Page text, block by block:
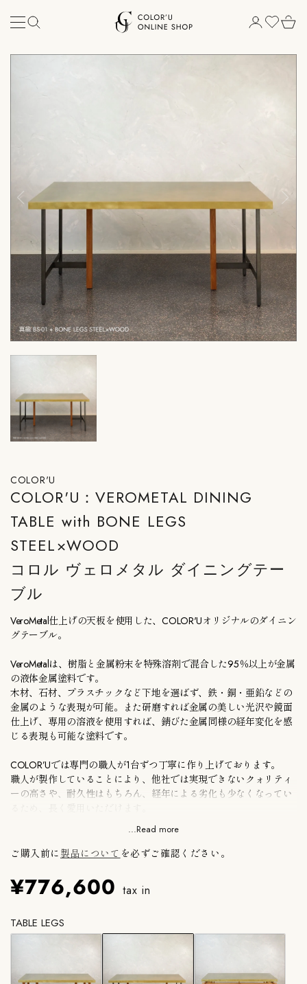
COLOR'U
COLOR'U：VEROMETAL DINING
TABLE with BONE LEGS
STEEL×WOOD
コロル ヴェロメタル ダイニングテー
ブル
VeroMetal仕上げの天板を使用した、COLOR'Uオリジナルのダイニン
グテーブル。
VeroMetalは、樹脂と金属粉末を特殊溶剤で混合した95％以上が金属
の液体金属塗料です。
木材、石材、プラスチックなど下地を選ばず、鉄・銅・亜鉛などの
金属のような表現が可能。また研磨すれば金属の美しい光沢や鏡面
仕上げ、専用の溶液を使用すれば、錆びた金属同様の経年変化を感
じる表現も可能な塗料です。
COLOR’Uでは専門の職人が1台ずつ丁寧に作り上げております。
職人が製作していることにより、他社では実現できないクォリティ
ーの高さや、耐久性はもちろん、経年による劣化も少なくなってい
の天板と組み合わせてもテーブル脚として存在感のあるデザイン。
●浜松町SHOPにて実物確認可能です。ご不明な点はお問い合わせ
ください。
しては、【ORDERMADE】をご確認ください。
...Read more
ご購入前に 製品について を必ずご確認ください。
¥776,600 tax in
TABLE LEGS